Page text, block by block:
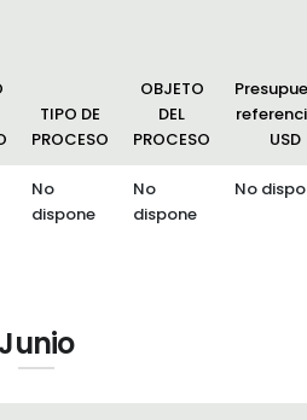
TIPO DE
PROCESO
OBJETO
DEL
PROCESO
USD
No
dispone
No
dispone
No
Junio